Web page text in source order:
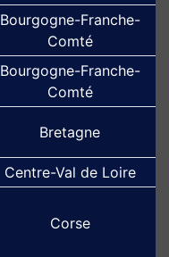
Bourgogne-Franche-
Comté
Bourgogne-Franche-
Comté
Bretagne
Centre-Val de Loire
Corse